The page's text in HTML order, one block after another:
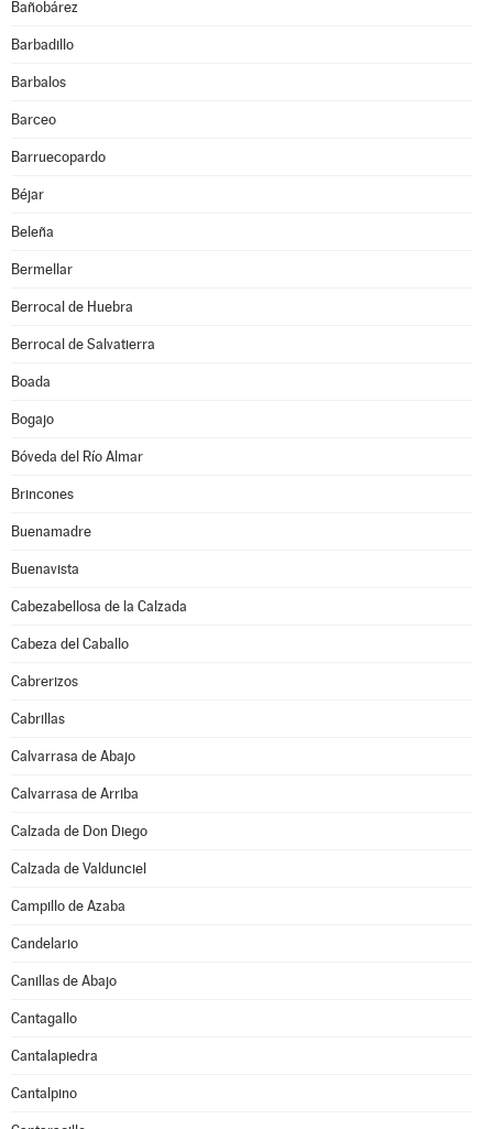
Bañobárez
Barbadillo
Barbalos
Barceo
Barruecopardo
Béjar
Beleña
Bermellar
Berrocal de Huebra
Berrocal de Salvatierra
Boada
Bogajo
Bóveda del Río Almar
Brincones
Buenamadre
Buenavista
Cabezabellosa de la Calzada
Cabeza del Caballo
Cabrerizos
Cabrillas
Calvarrasa de Abajo
Calvarrasa de Arriba
Calzada de Don Diego
Calzada de Valdunciel
Campillo de Azaba
Candelario
Canillas de Abajo
Cantagallo
Cantalapiedra
Cantalpino